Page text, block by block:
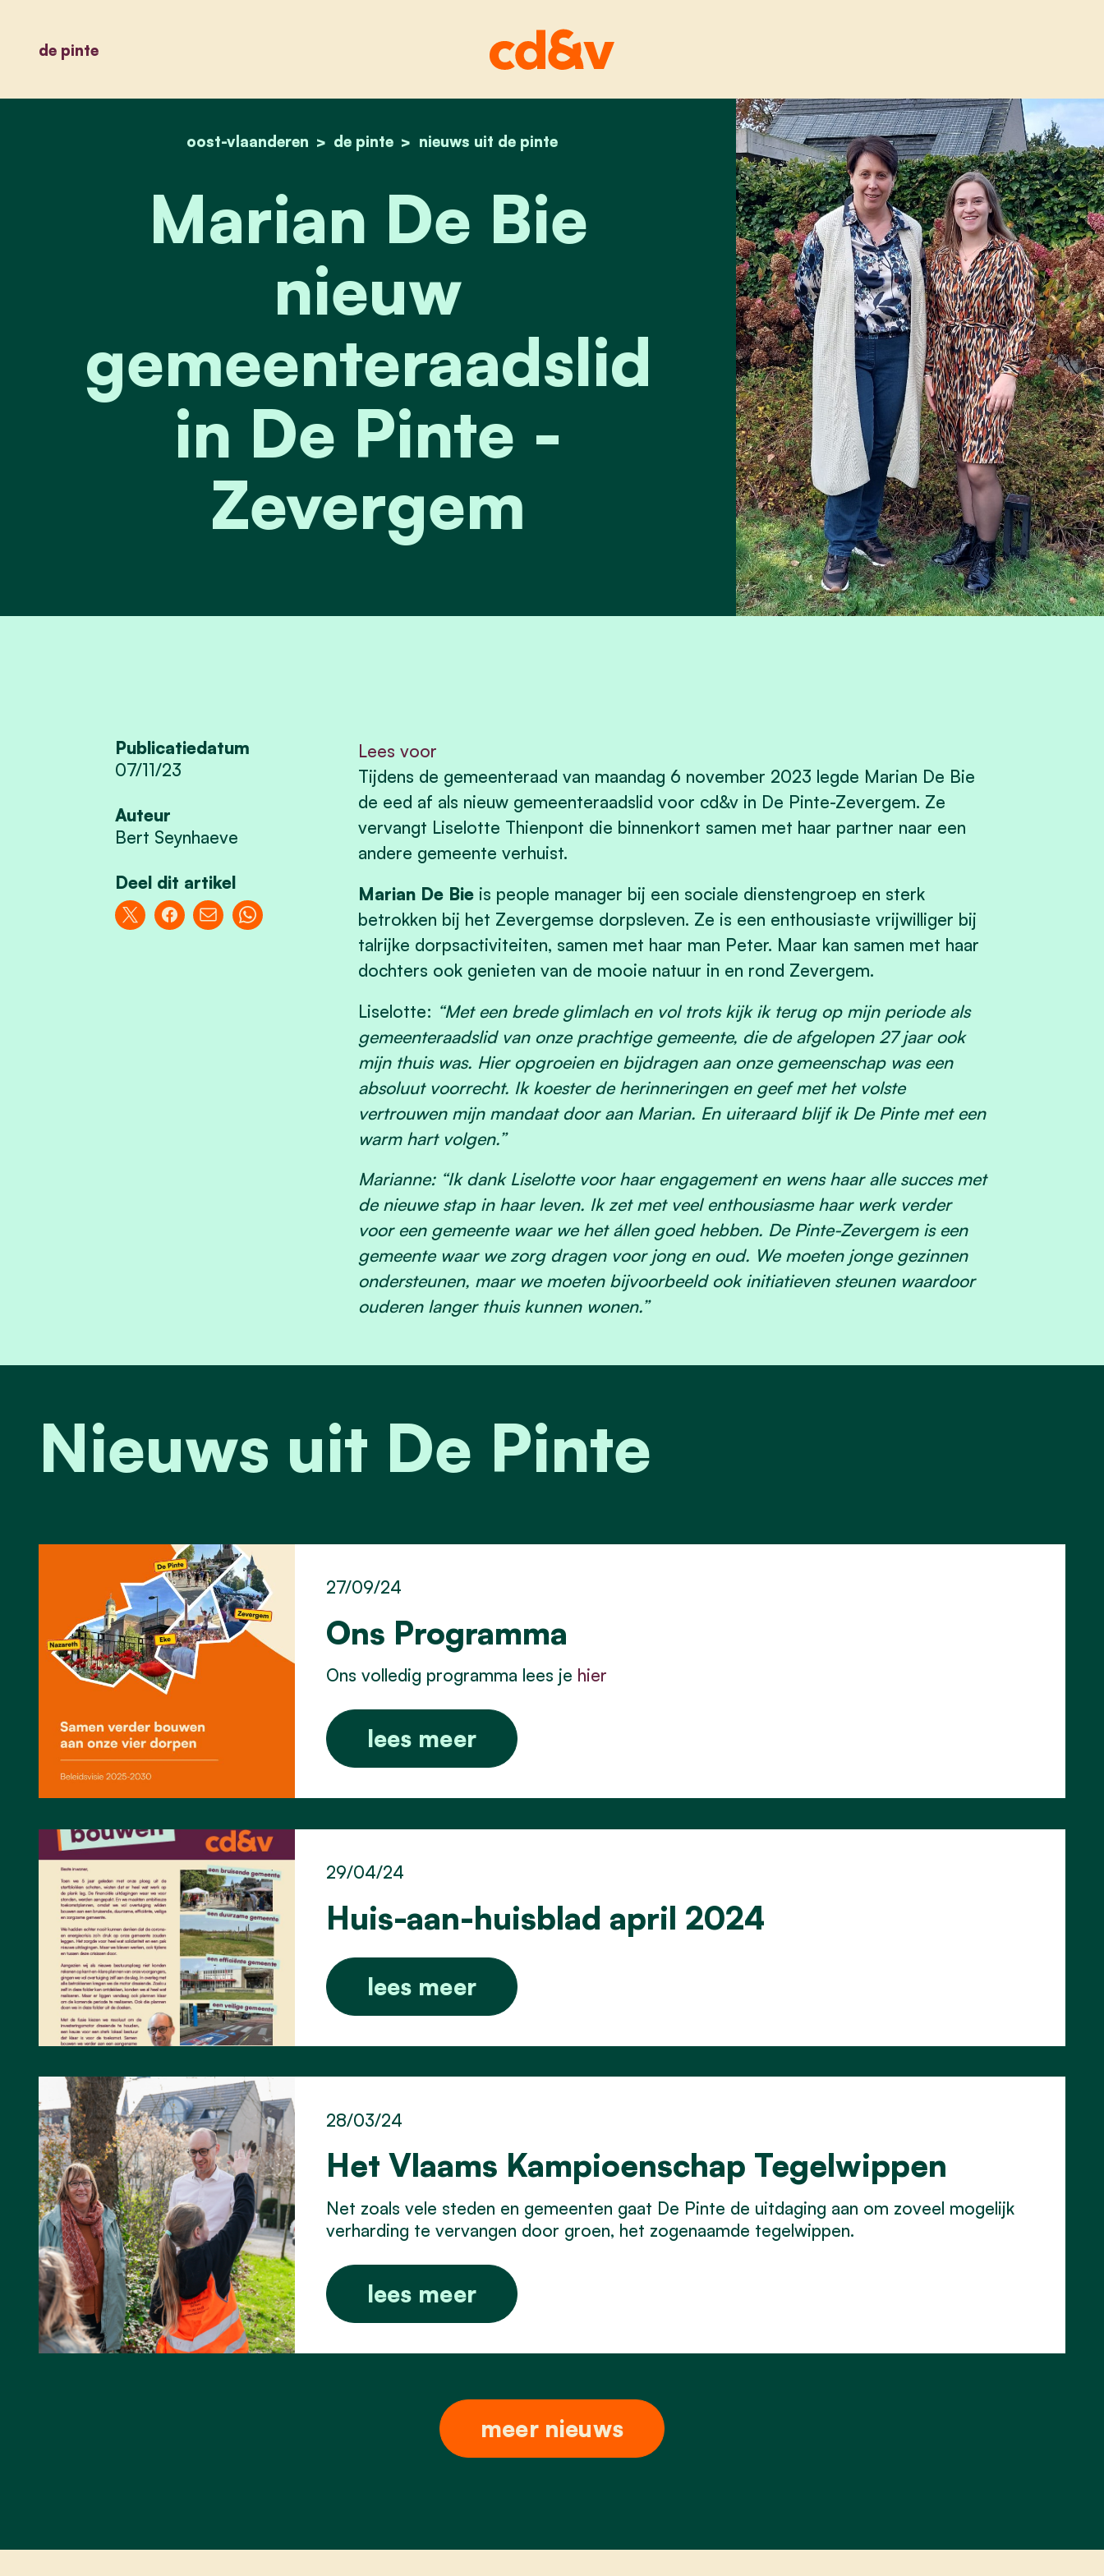
de pinte
home
oost-vlaanderen de pinte nieuws uit de pinte
marian de bie nieuw gemeenteraadslid in de pinte - zevergem
Marian De Bie
nieuw
gemeenteraadslid
in De Pinte -
Zevergem
Publicatiedatum
07/11/23
Auteur
Bert Seynhaeve
Deel dit artikel
Lees voor
Tijdens de gemeenteraad van maandag 6 november 2023 legde Marian De Bie
de eed af als nieuw gemeenteraadslid voor cd&v in De Pinte-Zevergem. Ze
vervangt Liselotte Thienpont die binnenkort samen met haar partner naar een
andere gemeente verhuist.
Marian De Bie is people manager bij een sociale dienstengroep en sterk
betrokken bij het Zevergemse dorpsleven. Ze is een enthousiaste vrijwilliger bij
talrijke dorpsactiviteiten, samen met haar man Peter. Maar kan samen met haar
dochters ook genieten van de mooie natuur in en rond Zevergem.
Liselotte: “Met een brede glimlach en vol trots kijk ik terug op mijn periode als
gemeenteraadslid van onze prachtige gemeente, die de afgelopen 27 jaar ook
mijn thuis was. Hier opgroeien en bijdragen aan onze gemeenschap was een
absoluut voorrecht. Ik koester de herinneringen en geef met het volste
vertrouwen mijn mandaat door aan Marian. En uiteraard blijf ik De Pinte met een
warm hart volgen.”
Marianne: “Ik dank Liselotte voor haar engagement en wens haar alle succes met
de nieuwe stap in haar leven. Ik zet met veel enthousiasme haar werk verder
voor een gemeente waar we het állen goed hebben. De Pinte-Zevergem is een
gemeente waar we zorg dragen voor jong en oud. We moeten jonge gezinnen
ondersteunen, maar we moeten bijvoorbeeld ook initiatieven steunen waardoor
ouderen langer thuis kunnen wonen.”
Nieuws uit De Pinte
Ons Programma
27/09/24
Ons volledig programma lees je hier
lees meer
Huis-aan-huisblad april 2024
29/04/24
lees meer
Het Vlaams Kampioenschap Tegelwippen
28/03/24
Net zoals vele steden en gemeenten gaat De Pinte de uitdaging aan om zoveel mogelijk
verharding te vervangen door groen, het zogenaamde tegelwippen.
lees meer
meer nieuws